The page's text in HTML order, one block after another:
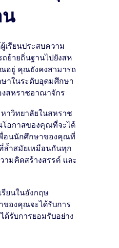
รียนประสบความ
ย้ายถิ่นฐานไปยังสห
อยู่ คุณยังคงสามารถ
าในระดับอุดมศึกษา
สหราชอาณาจักร
าวิทยาลัยในสหราช
โอกาสของคุณที่จะได้
พื่อนนักศึกษาของคุณที่
ล้ำสมัยเหมือนกันทุก
ามคิดสร้างสรรค์ และ
ยนในอังกฤษ
ของคุณจะได้รับการ
รับการยอมรับอย่าง